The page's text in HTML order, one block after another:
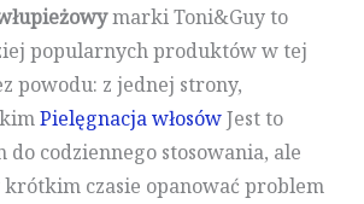
marki Toni&Guy to
popularnych produktów w tej
powodu: z jednej strony,
Pielęgnacja włosówJest to
do codziennego stosowania, ale
czasie opanować problem